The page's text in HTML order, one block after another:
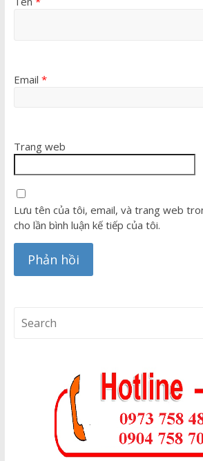
Email *
Trang web
Lưu tên của tôi, email, và trang web
cho lần bình luận kế tiếp của tôi.